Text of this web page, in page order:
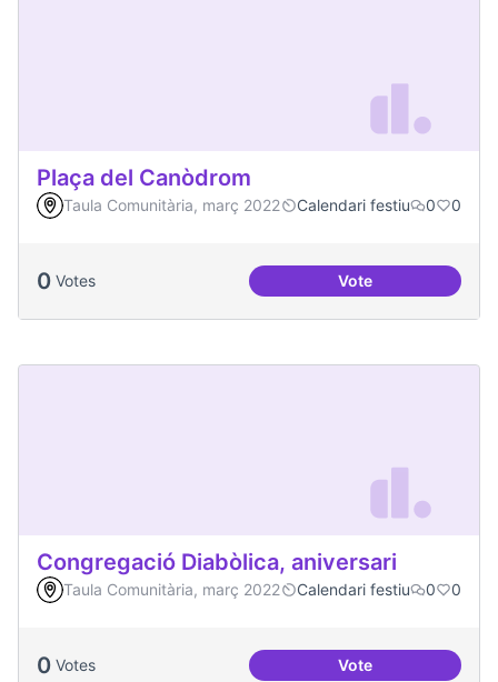
Plaça del Canòdrom
Taula Comunitària, març 2022 Calendari festiu 0 0
0 Votes VotePlaça del
Congregació Diabòlica, aniversari
Taula Comunitària, març 2022 Calendari festiu 0 0
0 Votes VoteCongregació